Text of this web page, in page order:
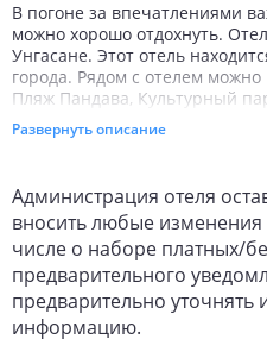
В погоне за впечатлениями
можно хорошо отдохнуть.
Унгасане. Этот отель
города. Рядом с отелем можно
Пляж Пандава, Культурный
Пляж Джимбаран.
на связи. Специально для
организована парковка.
массажный кабинет и спа-
Спортивные гости оценят
насыщенному отдыху! На
Здесь будем баловать себя
бассейн и открытый
Развернуть описание
Администрация отеля
вносить любые
числе о наборе платных/
предварительного
предварительно
информацию.